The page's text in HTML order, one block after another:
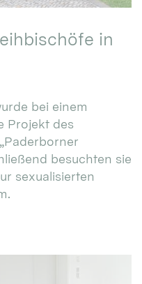
in
bei einem
Projekt des
besuchten sie
sexualisierten